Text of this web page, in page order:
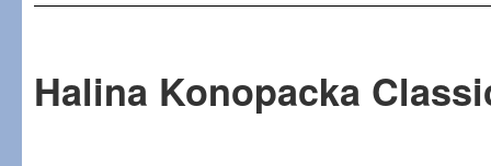
Halina Konopacka